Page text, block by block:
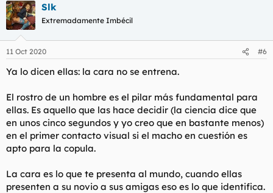
primero que uno se fija es en la apariencia y en las formas
anatómicas, creo que tener un buen cuerpo, si no eres
deforme de cara, da más puntos que solo ser guapo de cara,
pero en cambio, ser un puto descuidado.
Cada vez veo más tíos normalitos que tras meses de gimnasio,
consiguen ligar bastante, ya que las tías valoran un bien
carnes. Hace unos 7 años, con 85kg y midiendo 1,85 (me veía
demasiado delgado pero ancho de espalda) fue la época en la
que más ligué, llevándome a pivones casi sin esfuerzo y eso
que no soy muy guapo que digamos. Ahora, con casi 20kg de
más e incluso habiendo mejorado mi personalidad, no ligo ni
con orcos (también porque el nivel de exigencia de las tías,
cuerpo es importantísimo y como estés un poco pasado de
peso, estás jodido, por mucha labia que tengas.
Slk
Extremadamente Imbécil
11 Oct 2020 #6
Ya lo dicen ellas: la cara no se entrena.
El rostro de un hombre es el pilar más fundamental para
ellas. Es aquello que las hace decidir (la ciencia dice que
en unos cinco segundos y yo creo que en bastante menos)
en el primer contacto visual si el macho en cuestión es
apto para la copula.
La cara es lo que te presenta al mundo, cuando ellas
presenten a su novio a sus amigas eso es lo que identifica.